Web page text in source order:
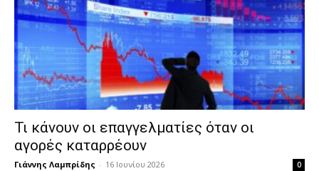
Τι κάνουν οι επαγγελματίες όταν οι
αγορές καταρρέουν
Γιάννης Λαμπρίδης - 16 Ιουνίου 2026 0